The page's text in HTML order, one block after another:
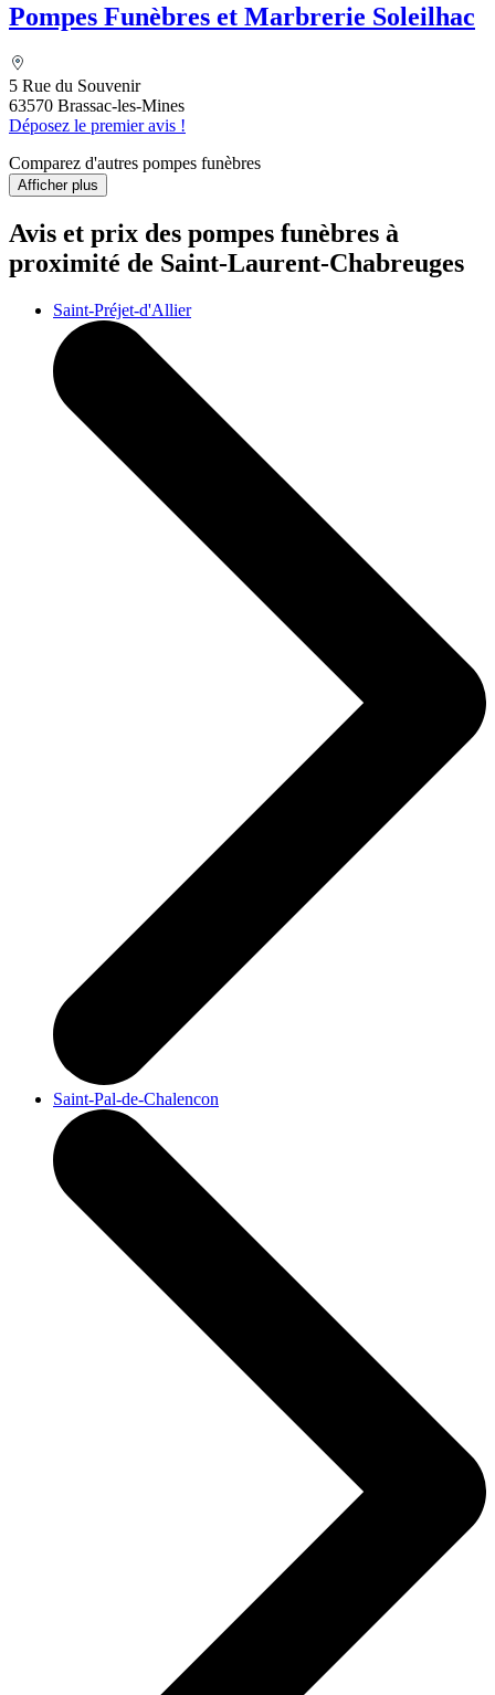
Pompes Funèbres et Marbrerie Soleilhac
5 Rue du Souvenir
63570 Brassac-les-Mines
Déposez le premier avis !
Comparez d'autres pompes funèbres
Afficher plus
Avis et prix des pompes funèbres à
proximité de Saint-Laurent-Chabreuges
Saint-Préjet-d'Allier
Saint-Pal-de-Chalencon